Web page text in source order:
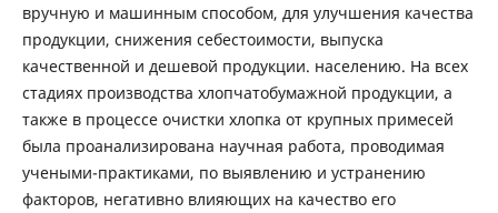
вручную и машинным способом, для улучшения качества
продукции, снижения себестоимости, выпуска
качественной и дешевой продукции. населению. На всех
стадиях производства хлопчатобумажной продукции, а
также в процессе очистки хлопка от крупных примесей
была проанализирована научная работа, проводимая
учеными-практиками, по выявлению и устранению
факторов, негативно влияющих на качество его